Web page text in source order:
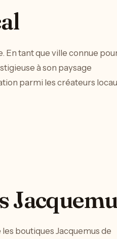
En tant que ville connue
à son paysage
parmi les créateurs
boutiques Jacquemus de